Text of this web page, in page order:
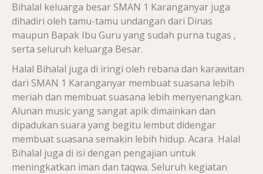
Bihalal keluarga besar SMAN 1 Karanganyar juga
dihadiri oleh tamu-tamu undangan dari Dinas
maupun Bapak Ibu Guru yang sudah purna tugas ,
serta seluruh keluarga Besar.
Halal Bihalal juga di iringi oleh rebana dan karawitan
dari SMAN 1 Karanganyar membuat suasana lebih
meriah dan membuat suasana lebih menyenangkan.
Alunan music yang sangat apik dimainkan dan
dipadukan suara yang begitu lembut didengar
membuat suasana semakin lebih hidup. Acara Halal
Bihalal juga di isi dengan pengajian untuk
meningkatkan iman dan taqwa. Seluruh kegiatan